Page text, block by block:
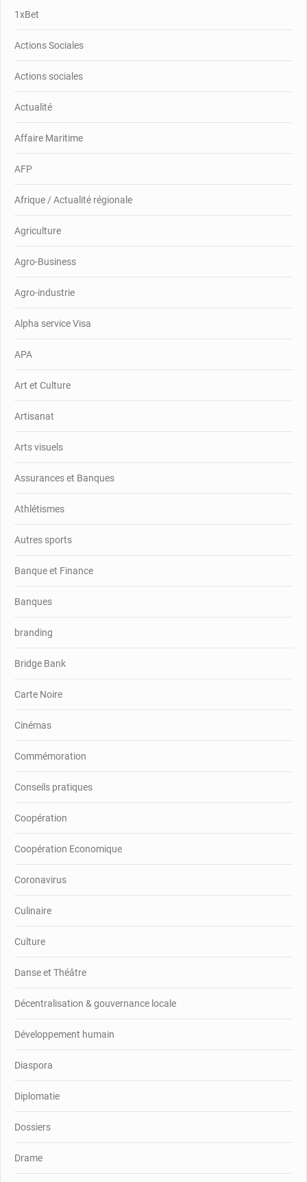
1xBet
Actions Sociales
Actions sociales
Actualité
Affaire Maritime
AFP
Afrique / Actualité régionale
Agriculture
Agro-Business
Agro-industrie
Alpha service Visa
APA
Art et Culture
Artisanat
Arts visuels
Assurances et Banques
Athlétismes
Autres sports
Banque et Finance
Banques
branding
Bridge Bank
Carte Noire
Cinémas
Commémoration
Conseils pratiques
Coopération
Coopération Economique
Coronavirus
Culinaire
Culture
Danse et Théâtre
Décentralisation & gouvernance locale
Développement humain
Diaspora
Diplomatie
Dossiers
Drame